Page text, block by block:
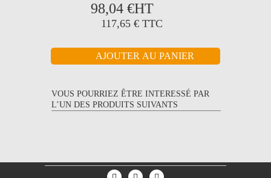
98,04 €HT
117,65 € TTC
VOUS POURRIEZ ÊTRE INTERESSÉ PAR
L’UN DES PRODUITS SUIVANTS